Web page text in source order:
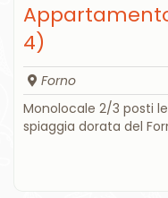
4)
Forno
Monolocale 2/3 posti
spiaggia dorata del